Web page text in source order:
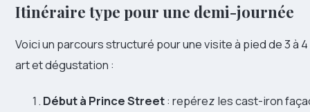
Itinéraire type pour une demi-journée
Voici un parcours structuré pour une visite à pied de 3 à
art et dégustation :
Début à Prince Street: repérez les cast-iron